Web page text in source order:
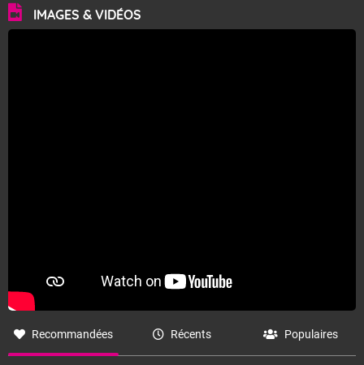
IMAGES & VIDÉOS
Recommandées Récents Populaires